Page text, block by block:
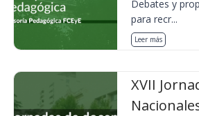
Debates y
para recr...
Leer más
XVII